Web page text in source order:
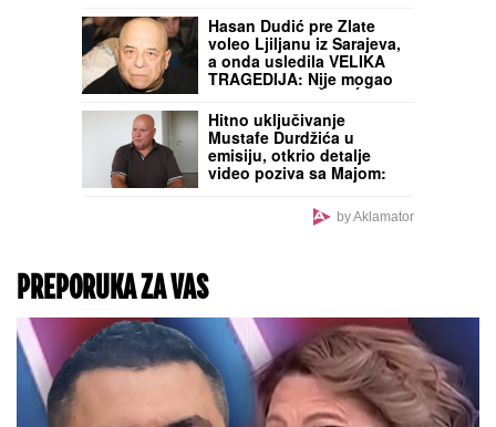
oseća nakon venčanja:
"Zaljubljena sam", tu su
njegovi roditelji i sestra
(VIDEO)
VOŽNJA KROZ BAJKU
KOD ZRENJANINA:Ovaj
magični zeleni tunel vodi